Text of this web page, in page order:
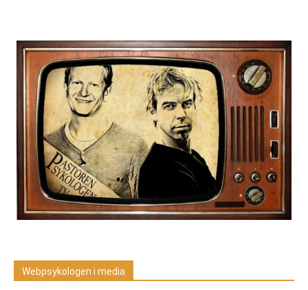
Webpsykologen i media